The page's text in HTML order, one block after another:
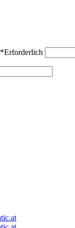
*Erforderlich